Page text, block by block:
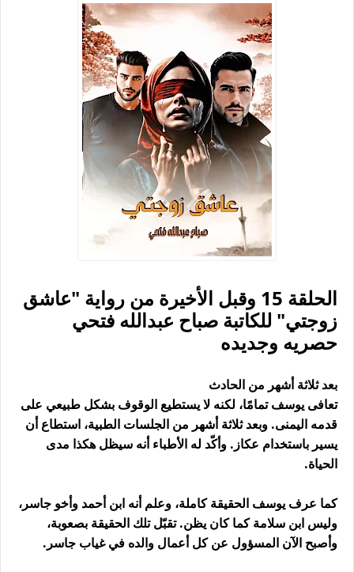
الحلقة 15 وقبل الأخيرة من رواية "عاشق
زوجتي" للكاتبة صباح عبدالله فتحي
حصريه وجديده
بعد ثلاثة أشهر من الحادث
تعافى يوسف تمامًا، لكنه لا يستطيع الوقوف بشكل طبيعي على
قدمه اليمنى. وبعد ثلاثة أشهر من الجلسات الطبية، استطاع أن
يسير باستخدام عكاز. وأكّد له الأطباء أنه سيظل هكذا مدى
الحياة.
كما عرف يوسف الحقيقة كاملة، وعلم أنه ابن أحمد وأخو جاسر،
وليس ابن سلامة كما كان يظن. تقبّل تلك الحقيقة بصعوبة،
وأصبح الآن المسؤول عن كل أعمال والده في غياب جاسر.